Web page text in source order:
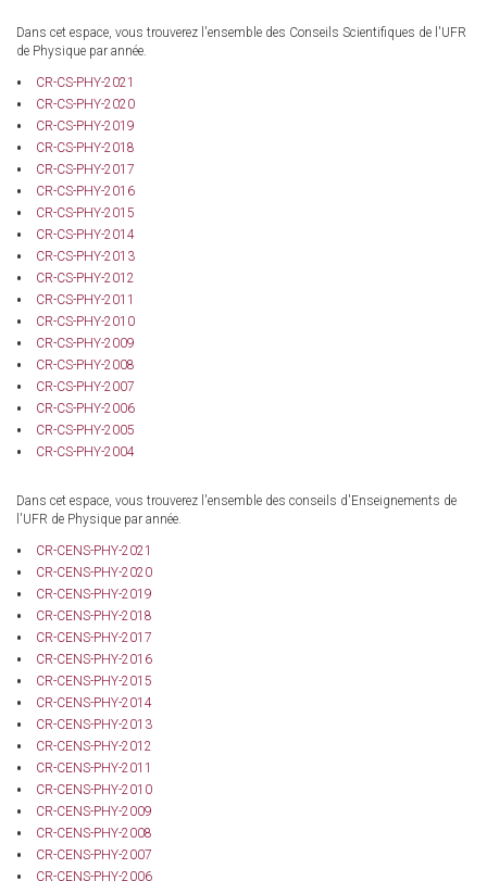
Dans cet espace, vous trouverez l'ensemble des Conseils Scientifiques de l'UFR
de Physique par année.
CR-CS-PHY-2021
CR-CS-PHY-2020
CR-CS-PHY-2019
CR-CS-PHY-2018
CR-CS-PHY-2017
CR-CS-PHY-2016
CR-CS-PHY-2015
CR-CS-PHY-2014
CR-CS-PHY-2013
CR-CS-PHY-2012
CR-CS-PHY-2011
CR-CS-PHY-2010
CR-CS-PHY-2009
CR-CS-PHY-2008
CR-CS-PHY-2007
CR-CS-PHY-2006
CR-CS-PHY-2005
CR-CS-PHY-2004
Dans cet espace, vous trouverez l'ensemble des conseils d'Enseignements de
l'UFR de Physique par année.
CR-CENS-PHY-2021
CR-CENS-PHY-2020
CR-CENS-PHY-2019
CR-CENS-PHY-2018
CR-CENS-PHY-2017
CR-CENS-PHY-2016
CR-CENS-PHY-2015
CR-CENS-PHY-2014
CR-CENS-PHY-2013
CR-CENS-PHY-2012
CR-CENS-PHY-2011
CR-CENS-PHY-2010
CR-CENS-PHY-2009
CR-CENS-PHY-2008
CR-CENS-PHY-2007
CR-CENS-PHY-2006